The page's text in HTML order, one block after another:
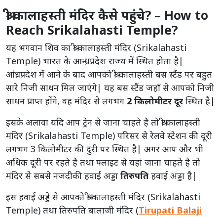
श्री कालाहस्ती मंदिर कैसे पहुंचे? – How to
Reach Srikalahasti Temple?
यह भगवान शिव का श्री कालाहस्ती मंदिर (Srikalahasti
Temple) भारत के आन्ध्रप्रदेश राज्य में स्थित होता है|
आंध्रप्रदेश में आने के बाद आपको श्री कालाहस्ती बस स्टैंड पर बहुत
सारे निजी साधन मिल जाएंगे| यह बस स्टैंड जहाँ से आपको निजी
साधन प्राप्त होंगे, वह मंदिर से लगभग 2 किलोमीटर दूर स्थित है|
इसके अलावा यदि आप ट्रेन से जाना चाहते है तो श्री कालाहस्ती
मंदिर (Srikalahasti Temple) परिसर से रेलवे स्टेशन की दूरी
लगभग 3 किलोमीटर की दुरी पर स्थित है| अगर आप और भी
अधिक दूरी पर रहते है तथा फ्लाइट से यहां जाना चाहते है तो
मंदिर से सबसे नजदीकी हवाई अड्डा तिरुपति हवाई अड्डा है|
इस हवाई अड्डे से आपको श्री कालाहस्ती मंदिर (Srikalahasti
Temple) तथा तिरुपति बालाजी मंदिर (Tirupati Balaji